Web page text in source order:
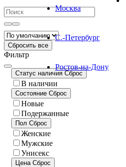
Москва
С.-Петербург
Ростов-на-Дону
Сбросить все
Фильтр
Статус наличия Сброс
В наличии
Состояние Сброс
Новые
Подержанные
Пол Сброс
Женские
Мужские
Унисекс
Цена Сброс